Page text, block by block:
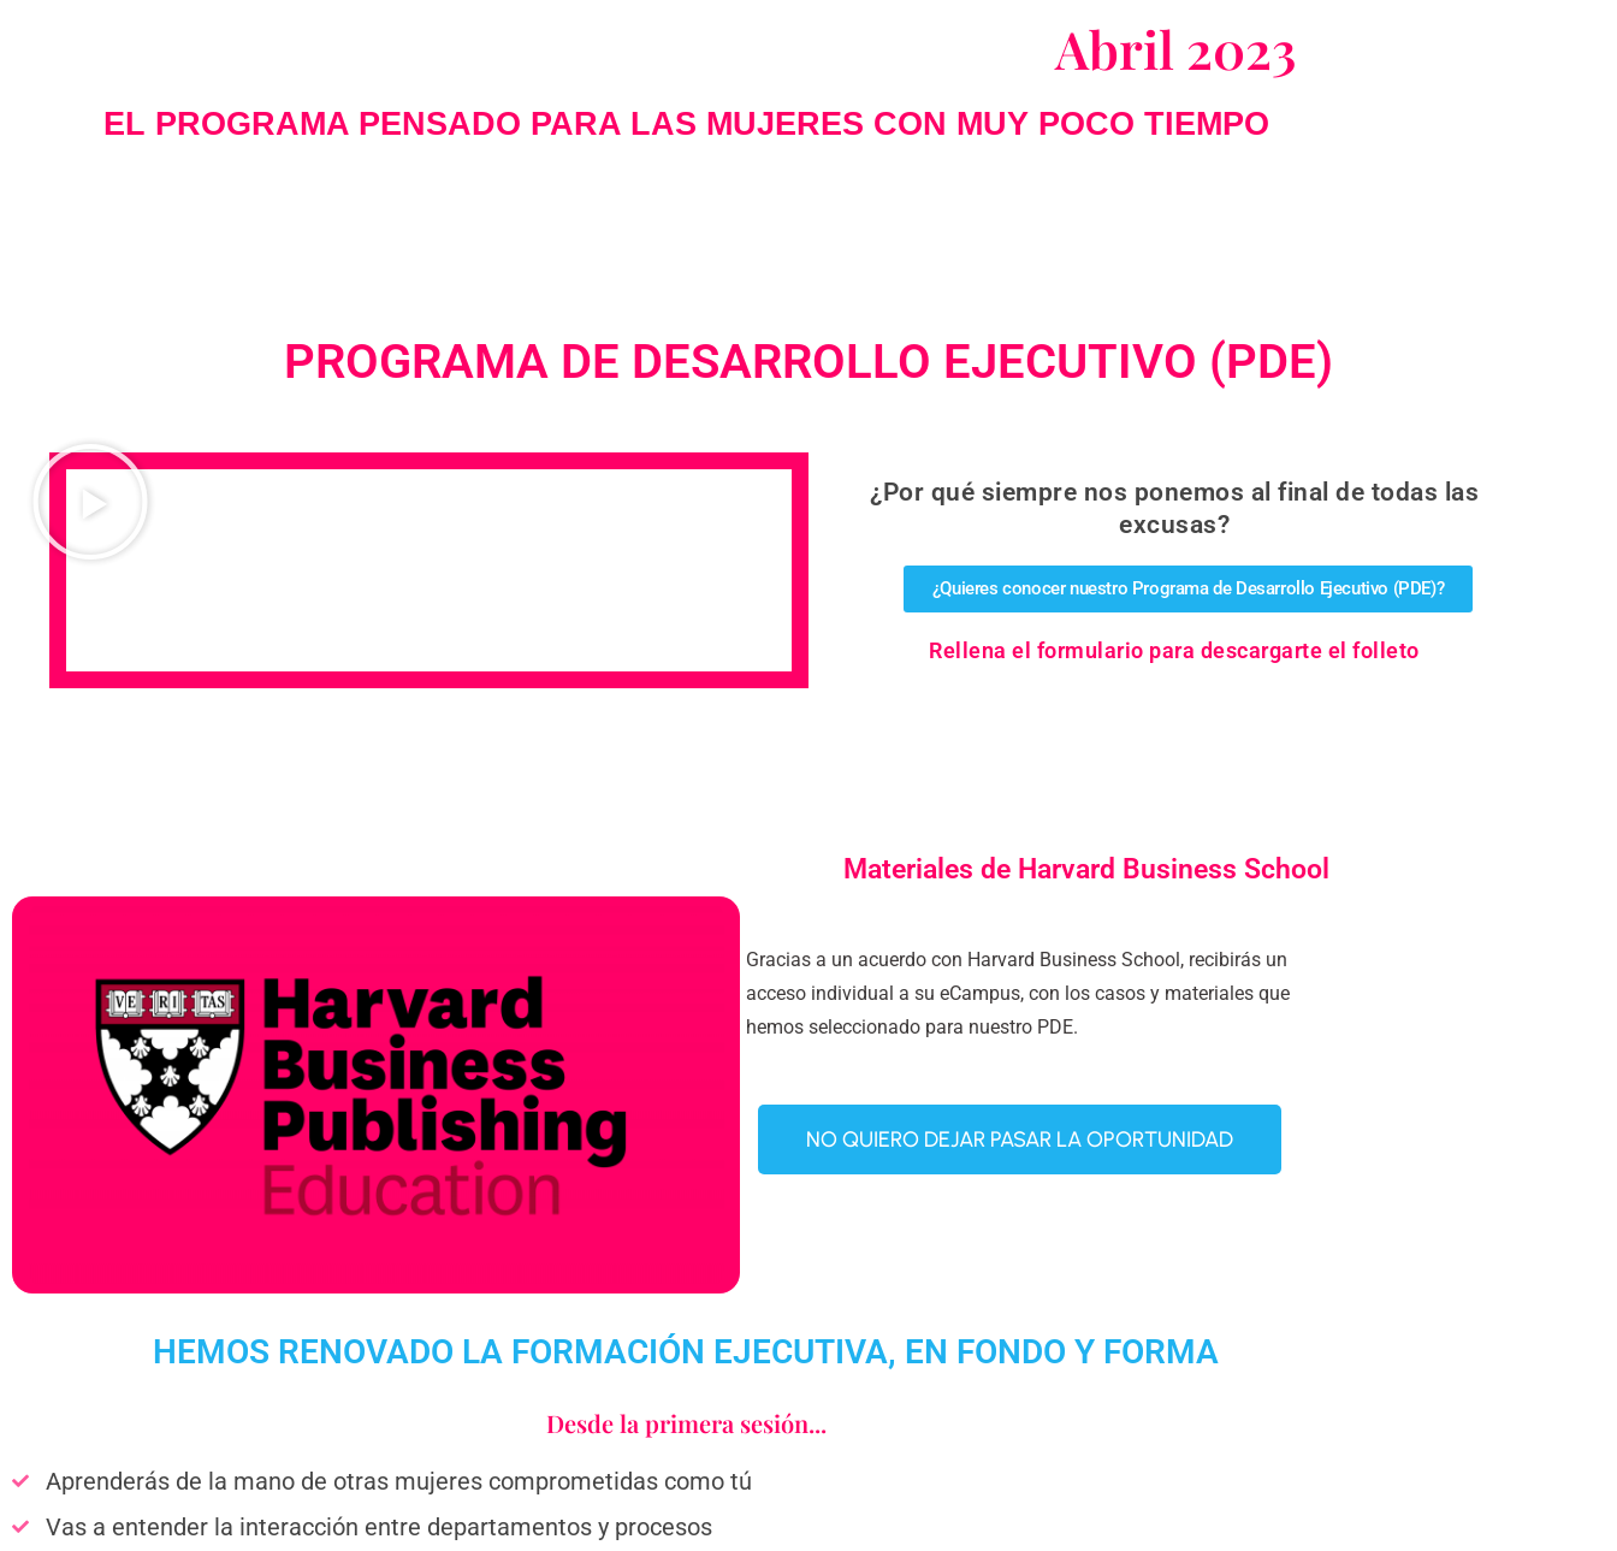
Abril 2023
EL PROGRAMA PENSADO PARA LAS MUJERES CON MUY POCO TIEMPO
PROGRAMA DE DESARROLLO EJECUTIVO (PDE)
¿Por qué siempre nos ponemos al final de todas las
excusas?
¿Quieres conocer nuestro Programa de Desarrollo Ejecutivo (PDE)?
Rellena el formulario para descargarte el folleto
Materiales de Harvard Business School
Gracias a un acuerdo con Harvard Business School, recibirás un
acceso individual a su eCampus, con los casos y materiales que
hemos seleccionado para nuestro PDE.
NO QUIERO DEJAR PASAR LA OPORTUNIDAD
HEMOS RENOVADO LA FORMACIÓN EJECUTIVA, EN FONDO Y FORMA
Desde la primera sesión...
Aprenderás de la mano de otras mujeres comprometidas como tú
Vas a entender la interacción entre departamentos y procesos